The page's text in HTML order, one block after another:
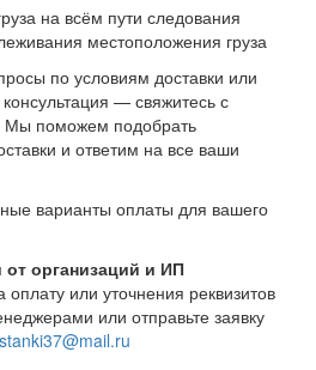
на всём пути следования
местоположения груза
по условиям доставки или
— свяжитесь с
поможем подобрать
и ответим на все ваши
варианты оплаты для вашего
организаций и ИП
или уточнения реквизитов
или отправьте заявку
stanki37@mail.ru